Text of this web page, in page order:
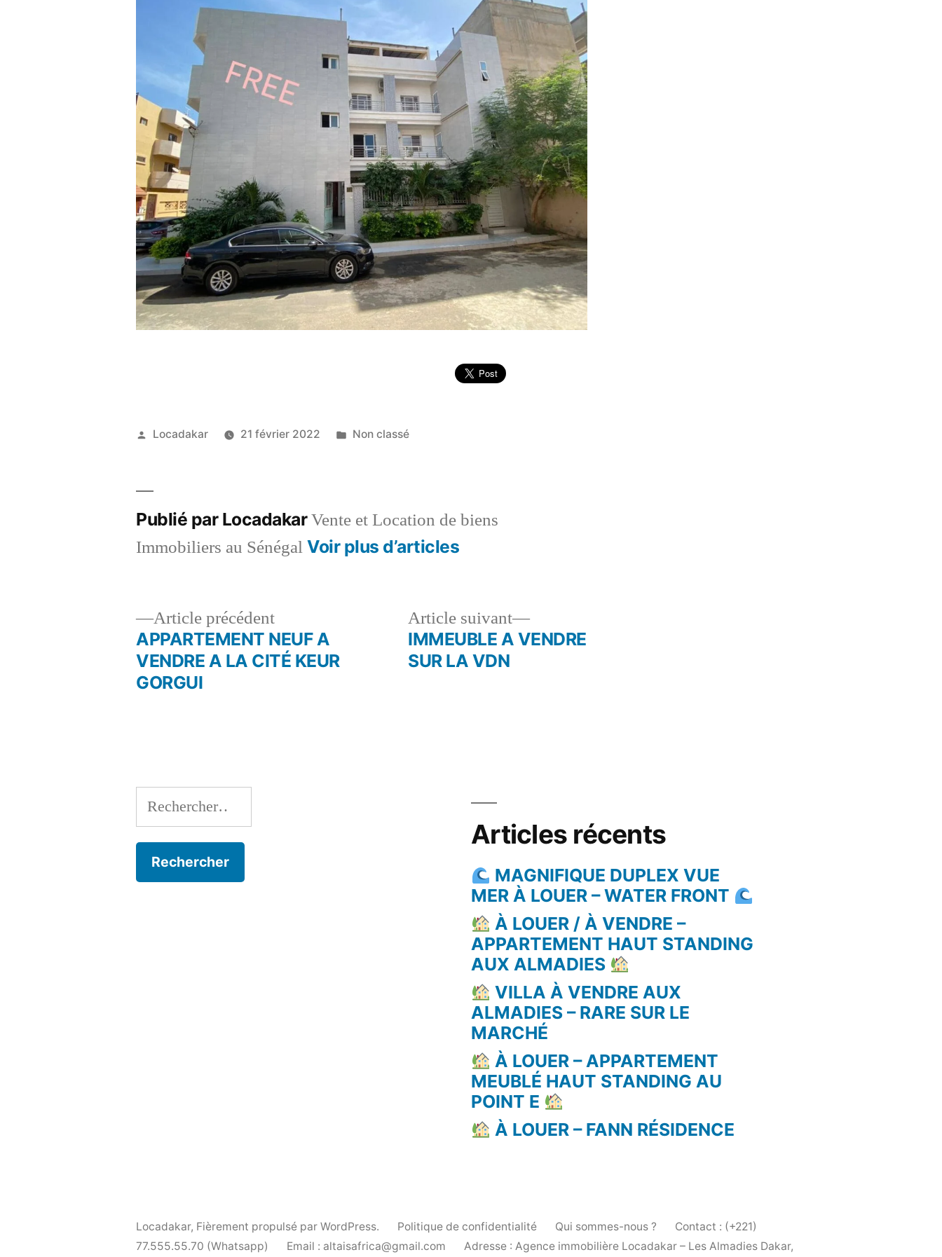
Publié
Locadakar 21 février 2022
Publié
Non classé
Publié par LocadakarVente et Location de biens
Immobiliers au SénégalVoir plus d’articles
Navigation
Article précédentArticle
précédent :
APPARTEMENT NEUF A
VENDRE A LA CITÉ KEUR
GORGUI
Article suivant
Article
suivant :
IMMEUBLE A VENDRE
SUR LA VDN
Rechercher :
Articles récents
MAGNIFIQUE DUPLEX VUE
MER À LOUER – WATER FRONT
À LOUER / À VENDRE –
APPARTEMENT HAUT STANDING
AUX ALMADIES
VILLA À VENDRE AUX
ALMADIES – RARE SUR LE
MARCHÉ
À LOUER – APPARTEMENT
MEUBLÉ HAUT STANDING AU
POINT E
À LOUER – FANN RÉSIDENCE
Locadakar, Fièrement propulsé par WordPress. Politique de confidentialité Qui sommes-nous ?
Contact : (+221)
77.555.55.70 (Whatsapp)
Email : altaisafrica@gmail.com Adresse : Agence immobilière Locadakar – Les Almadies Dakar,